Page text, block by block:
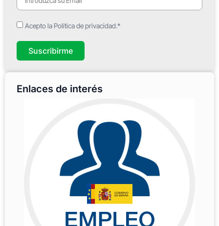
Acepto la Política de privacidad.*
Suscribirme
Enlaces de interés